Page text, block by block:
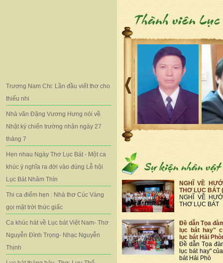
Trương Nam Chi: Lần đầu viết thơ cho
thiếu nhi
Nhà văn Đặng Vương Hưng nói về
Nhật ký chiến trường nhân ngày 27
tháng 7
Hẹn nhau Ngày Thơ Lục Bát - Một ca
khúc ý nghĩa ra đời vào đúng Lễ hội
Lục Bát Nhâm Thìn
Thi ca điểm hẹn : Nhà thơ Cúc Vàng
gọi mặt trời thức giấc
Ca khúc hát về Lục bát Việt Nam- Thơ
Nguyễn Đình Trọng- Nhạc Nguyễn
Thịnh
NGHĨ VỀ
THƠ LỤC BÁT
NGHĨ VỀ
THƠ LỤC BÁT
Đề dẫn Tọa
lục bát hay"
lục bát Hải
Đề dẫn Tọa
lục bát hay"
bát Hải Phò